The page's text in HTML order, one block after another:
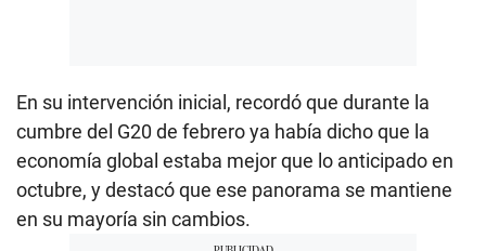
En su intervención inicial, recordó que durante la
cumbre del G20 de febrero ya había dicho que la
economía global estaba mejor que lo anticipado en
octubre, y destacó que ese panorama se mantiene
en su mayoría sin cambios.